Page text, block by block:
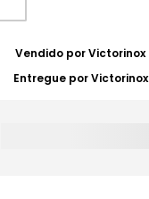
Vendido porVictorinox
Entregue porVictorinox